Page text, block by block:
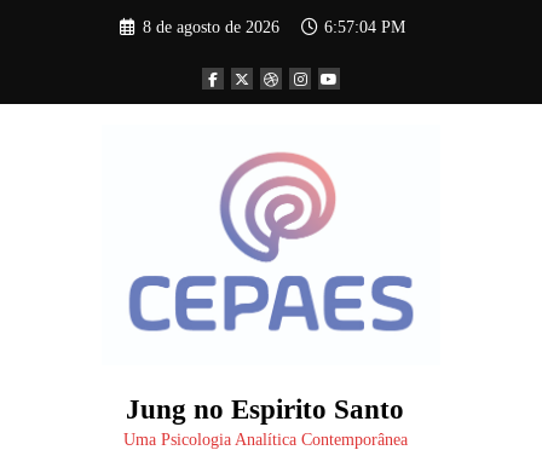
8 de agosto de 2026 6:57:04 PM
Jung no Espirito Santo
Uma Psicologia Analítica Contemporânea